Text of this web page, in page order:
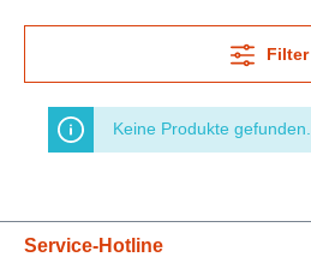
Filter
Keine Produkte gefunden.
Service-Hotline